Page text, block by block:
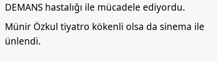
DEMANS hastalığı ile mücadele ediyordu.
Münir Özkul tiyatro kökenli olsa da sinema ile
ünlendi.